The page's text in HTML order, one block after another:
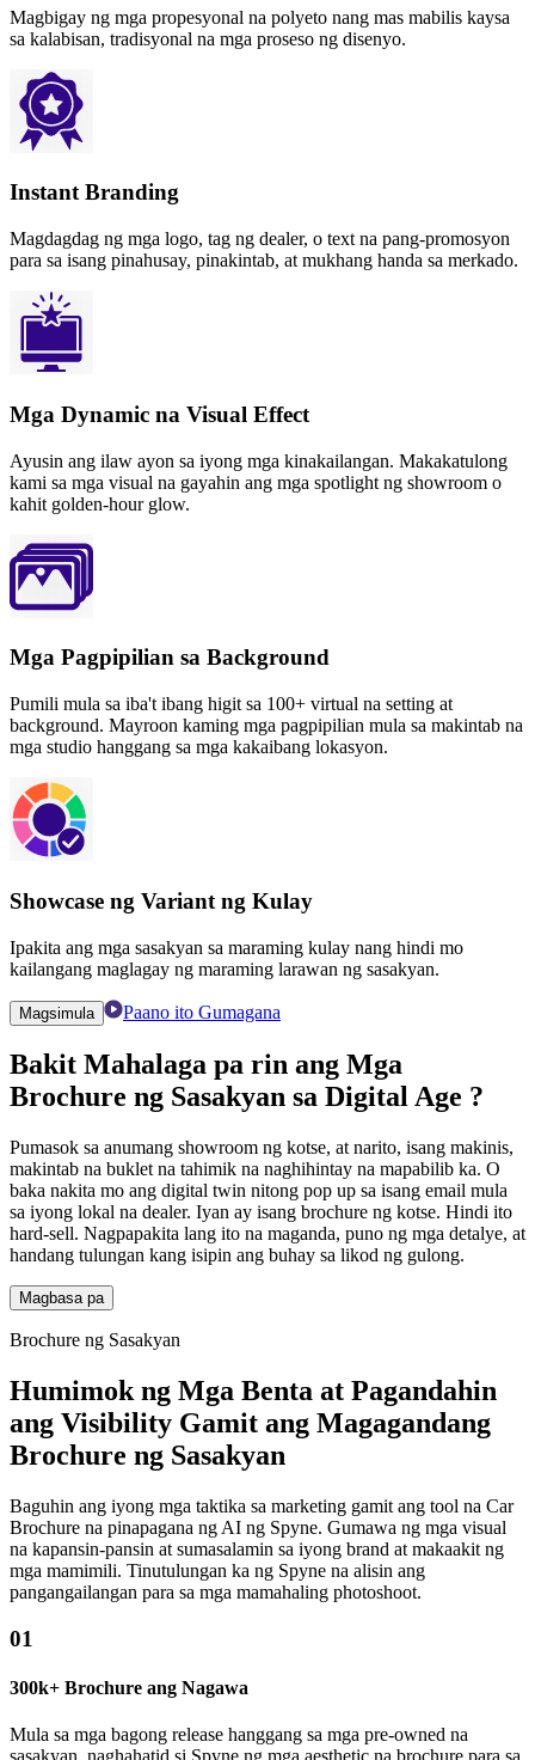
Magbigay ng mga propesyonal na polyeto nang mas mabilis kaysa
sa kalabisan, tradisyonal na mga proseso ng disenyo.
Instant Branding
Magdagdag ng mga logo, tag ng dealer, o text na pang-promosyon
para sa isang pinahusay, pinakintab, at mukhang handa sa merkado.
Mga Dynamic na Visual Effect
Ayusin ang ilaw ayon sa iyong mga kinakailangan. Makakatulong
kami sa mga visual na gayahin ang mga spotlight ng showroom o
kahit golden-hour glow.
Mga Pagpipilian sa Background
Pumili mula sa iba't ibang higit sa 100+ virtual na setting at
background. Mayroon kaming mga pagpipilian mula sa makintab na
mga studio hanggang sa mga kakaibang lokasyon.
Showcase ng Variant ng Kulay
Ipakita ang mga sasakyan sa maraming kulay nang hindi mo
kailangang maglagay ng maraming larawan ng sasakyan.
Magsimula Paano ito Gumagana
Bakit Mahalaga pa rin ang Mga
Brochure ng Sasakyan sa Digital Age ?
Pumasok sa anumang showroom ng kotse, at narito, isang makinis,
makintab na buklet na tahimik na naghihintay na mapabilib ka. O
baka nakita mo ang digital twin nitong pop up sa isang email mula
sa iyong lokal na dealer. Iyan ay isang brochure ng kotse. Hindi ito
hard-sell. Nagpapakita lang ito na maganda, puno ng mga detalye, at
handang tulungan kang isipin ang buhay sa likod ng gulong.
Magbasa pa
Brochure ng Sasakyan
Humimok ng Mga Benta at Pagandahin
ang Visibility Gamit ang Magagandang
Brochure ng Sasakyan
Baguhin ang iyong mga taktika sa marketing gamit ang tool na Car
Brochure na pinapagana ng AI ng Spyne. Gumawa ng mga visual
na kapansin-pansin at sumasalamin sa iyong brand at makaakit ng
mga mamimili. Tinutulungan ka ng Spyne na alisin ang
pangangailangan para sa mga mamahaling photoshoot.
01
300k+ Brochure ang Nagawa
Mula sa mga bagong release hanggang sa mga pre-owned na